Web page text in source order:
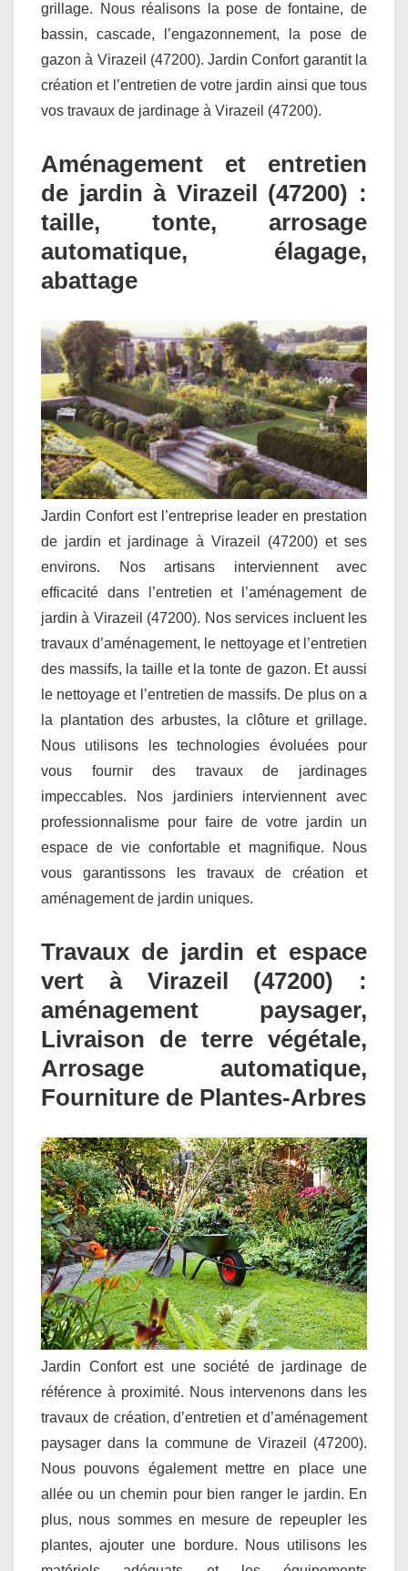
grillage. Nous réalisons la pose de fontaine, de
bassin, cascade, l’engazonnement, la pose de
gazon à Virazeil (47200). Jardin Confort garantit la
création et l’entretien de votre jardin ainsi que tous
vos travaux de jardinage à Virazeil (47200).
Aménagement et entretien
de jardin à Virazeil (47200) :
taille, tonte, arrosage
automatique, élagage,
abattage
Jardin Confort est l’entreprise leader en prestation
de jardin et jardinage à Virazeil (47200) et ses
environs. Nos artisans interviennent avec
efficacité dans l’entretien et l’aménagement de
jardin à Virazeil (47200). Nos services incluent les
travaux d’aménagement, le nettoyage et l’entretien
des massifs, la taille et la tonte de gazon. Et aussi
le nettoyage et l’entretien de massifs. De plus on a
la plantation des arbustes, la clôture et grillage.
Nous utilisons les technologies évoluées pour
vous fournir des travaux de jardinages
impeccables. Nos jardiniers interviennent avec
professionnalisme pour faire de votre jardin un
espace de vie confortable et magnifique. Nous
vous garantissons les travaux de création et
aménagement de jardin uniques.
Travaux de jardin et espace
vert à Virazeil (47200) :
aménagement paysager,
Livraison de terre végétale,
Arrosage automatique,
Fourniture de Plantes-Arbres
Jardin Confort est une société de jardinage de
référence à proximité. Nous intervenons dans les
travaux de création, d’entretien et d’aménagement
paysager dans la commune de Virazeil (47200).
Nous pouvons également mettre en place une
allée ou un chemin pour bien ranger le jardin. En
plus, nous sommes en mesure de repeupler les
plantes, ajouter une bordure. Nous utilisons les